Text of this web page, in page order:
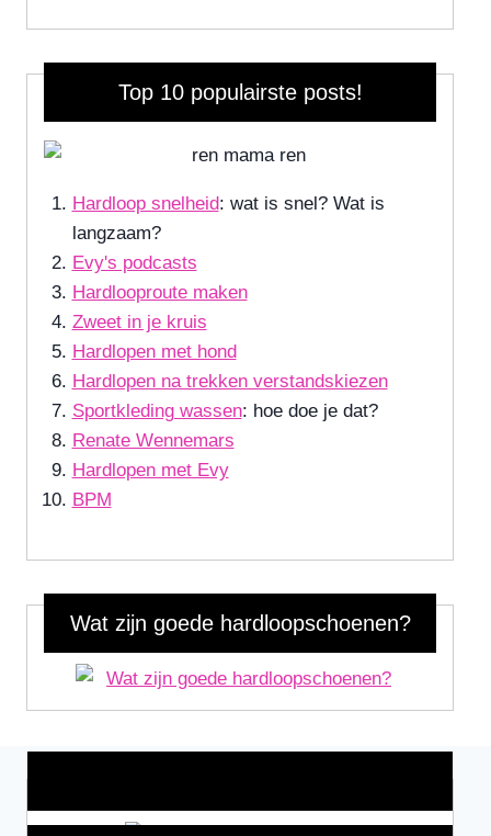
Top 10 populairste posts!
Hardloop snelheid: wat is snel? Wat is
langzaam?
Evy's podcasts
Hardlooproute maken
Zweet in je kruis
Hardlopen met hond
Hardlopen na trekken verstandskiezen
Sportkleding wassen: hoe doe je dat?
Renate Wennemars
Hardlopen met Evy
BPM
Wat zijn goede hardloopschoenen?